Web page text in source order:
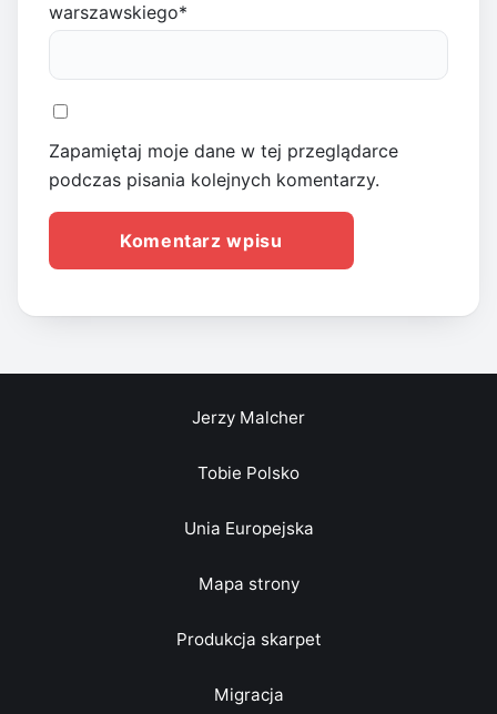
warszawskiego*
Zapamiętaj moje dane w tej przeglądarce
podczas pisania kolejnych komentarzy.
Jerzy Malcher
Tobie Polsko
Unia Europejska
Mapa strony
Produkcja skarpet
Migracja